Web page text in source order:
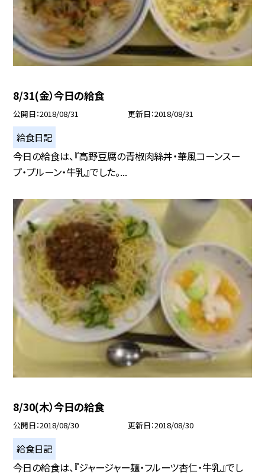
8/31(金）今日の給食
公開日 2018/08/31 更新日 2018/08/31
給食日記
今日の給食は、『高野豆腐の青椒肉絲丼・華風コーンスー
プ・プルーン・牛乳』でした。...
8/30(木）今日の給食
公開日 2018/08/30 更新日 2018/08/30
給食日記
今日の給食は、『ジャージャー麺・フルーツ杏仁・牛乳』でし